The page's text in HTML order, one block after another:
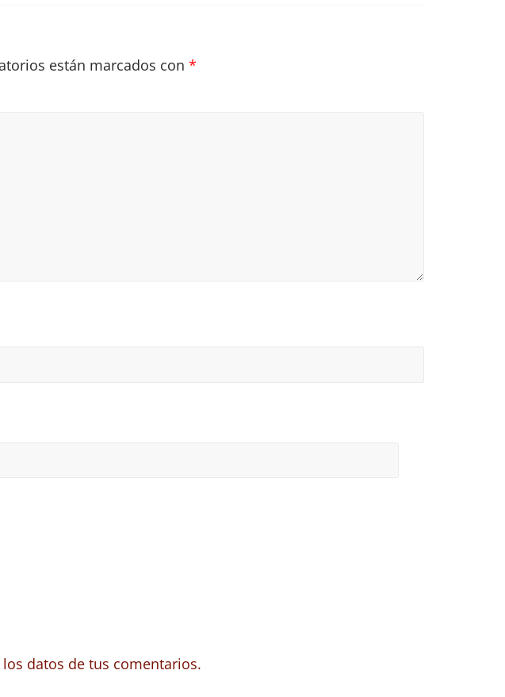
están marcados con *
datos de tus comentarios.